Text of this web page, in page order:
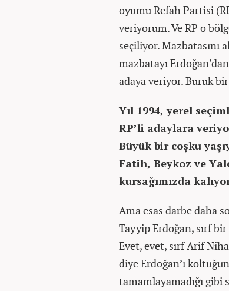
oyumu Refah Partisi
veriyorum. Ve RP o
seçiliyor. Mazbatasını
mazbatayı
adaya veriyor. Buruk
Yıl 1994, yerel
RP’li adaylara
Büyük bir coşku
Fatih, Beykoz ve
kursağımızda
Ama esas darbe daha
Tayyip Erdoğan, sırf
Evet, evet, sırf Arif
diye Erdoğan’ı
tamamlayamadığı